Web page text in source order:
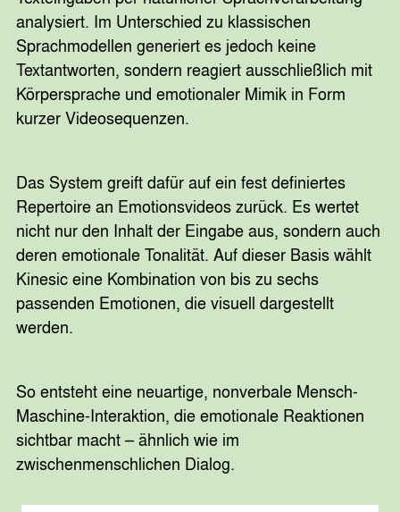
analysiert. Im Unterschied zu klassischen
Sprachmodellen generiert es jedoch keine
Textantworten, sondern reagiert ausschließlich mit
Körpersprache und emotionaler Mimik in Form
kurzer Videosequenzen.
Das System greift dafür auf ein fest definiertes
Repertoire an Emotionsvideos zurück. Es wertet
nicht nur den Inhalt der Eingabe aus, sondern auch
deren emotionale Tonalität. Auf dieser Basis wählt
Kinesic eine Kombination von bis zu sechs
passenden Emotionen, die visuell dargestellt
werden.
So entsteht eine neuartige, nonverbale Mensch-
Maschine-Interaktion, die emotionale Reaktionen
sichtbar macht – ähnlich wie im
zwischenmenschlichen Dialog.